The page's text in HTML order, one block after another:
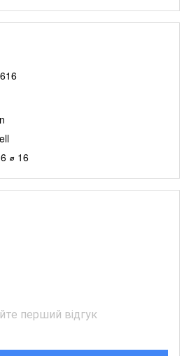
⌀ 16
перший відгук